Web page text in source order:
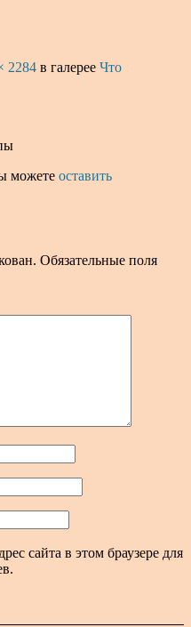
2284 в галерее Что
можете оставить
Обязательные поля
сайта в этом браузере для